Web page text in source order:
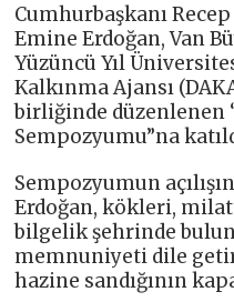
Cumhurbaşkanı
Emine Erdoğan, Van
Yüzüncü Yıl
Kalkınma Ajansı
birliğinde düzenlenen
Sempozyumu”na
Sempozyumun
Erdoğan, kökleri,
bilgelik şehrinde
memnuniyeti dile
hazine sandığının